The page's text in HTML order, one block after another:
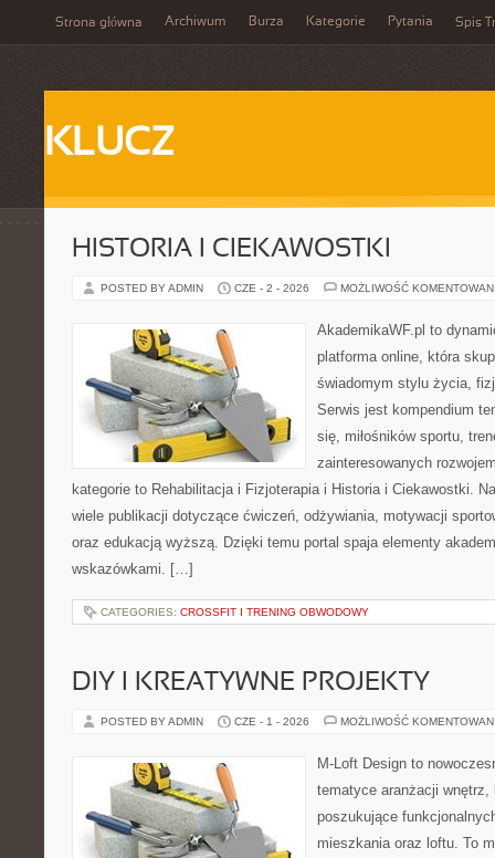
Strona główna Archiwum Burza Kategorie Pytania Spis
KLUCZ
HISTORIA I CIEKAWOSTKI
POSTED BY ADMIN CZE - 2 - 2026 MOŻLIWOŚĆ
AkademikaWF.pl to
platforma online, która
świadomym stylu życia,
Serwis jest kompendium
się, miłośników sportu,
zainteresowanych
kategorie to Rehabilitacja i Fizjoterapia i Historia i Ciekawostki.
wiele publikacji dotyczące ćwiczeń, odżywiania, motywacji
oraz edukacją wyższą. Dzięki temu portal spaja elementy
wskazówkami. […]
CATEGORIES: CROSSFIT I TRENING OBWODOWY
DIY I KREATYWNE PROJEKTY
POSTED BY ADMIN CZE - 1 - 2026 MOŻLIWOŚĆ
M-Loft Design to
tematyce aranżacji
poszukujące
mieszkania oraz loftu. To